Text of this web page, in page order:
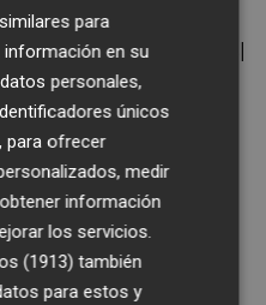
sociales. Desde el
símbolos
como la mayor
igualdad y en
de la
transparencia, la
o la mejora
de los
para
información en su
personales,
únicos
para ofrecer
medir
información
los servicios.
(1913) también
para estos y